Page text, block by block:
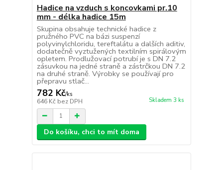
Hadice na vzduch s koncovkami pr.10
mm - délka hadice 15m
Skupina obsahuje technické hadice z
pružného PVC na bázi suspenzí
polyvinylchloridu, tereftalátu a dalších aditiv,
dodatečně vyztužených textilním spirálovým
opletem. Prodlužovací potrubí je s DN 7.2
zásuvkou na jedné straně a zástrčkou DN 7.2
na druhé straně. Výrobky se používají pro
přepravu stlač...
782 Kč/ks
646 Kč bez DPH Skladem 3 ks
Do košíku, chci to mít doma